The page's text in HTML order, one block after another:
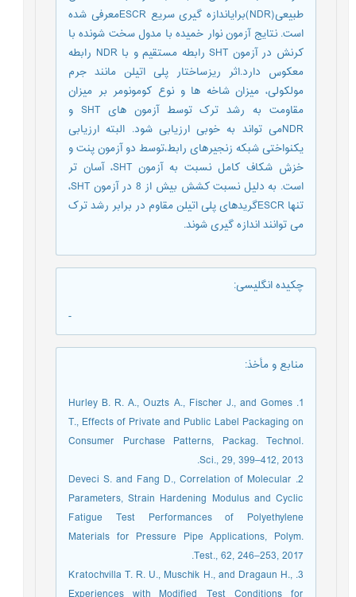
طبیعی(NDR)برایاندازه گیری سریع ESCRمعرفی شده
است. نتایج آزمون نوار خمیده با مدول سخت شونده با
کرنش در آزمون SHT رابطه مستقیم و با NDR رابطه
معکوس دارد.اثر ریزساختار پلی اتیلن مانند جرم
مولکولی، میزان شاخه ها و نوع کومونومر بر میزان
مقاومت به رشد ترک توسط آزمون های SHT و
NDRمی تواند به خوبی ارزیابی شود. البته ارزیابی
یکنواختی شبکه زنجیرهای رابط،توسط دو آزمون پنت و
خزش شکاف کامل نسبت به آزمون SHT، آسان تر
است. به دلیل نسبت کشش بیش از 8 در آزمون SHT،
تنها ESCRگریدهای پلی اتیلن مقاوم در برابر رشد ترک
می توانند اندازه گیری شوند.
چکیده انگلیسی:
منابع و مأخذ:
1. Hurley B. R. A., Ouzts A., Fischer J., and Gomes
T., Effects of Private and Public Label Packaging on
Consumer Purchase Patterns, Packag. Technol.
Sci., 29, 399–412, 2013.
2. Deveci S. and Fang D., Correlation of Molecular
Parameters, Strain Hardening Modulus and Cyclic
Fatigue Test Performances of Polyethylene
Materials for Pressure Pipe Applications, Polym.
Test., 62, 246–253, 2017.
3. Kratochvilla T. R. U., Muschik H., and Dragaun H.,